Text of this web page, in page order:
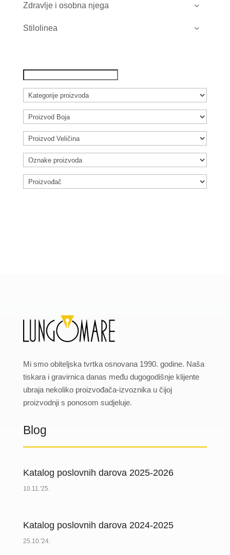
Zdravlje i osobna njega
Stilolinea
Mi smo obiteljska tvrtka osnovana 1990. godine. Naša
tiskara i gravirnica danas među dugogodišnje klijente
ubraja nekoliko proizvođača-izvoznika u čijoj
proizvodnji s ponosom sudjeluje.
Blog
Katalog poslovnih darova 2025-2026
10.11.'25.
Katalog poslovnih darova 2024-2025
25.10.'24.